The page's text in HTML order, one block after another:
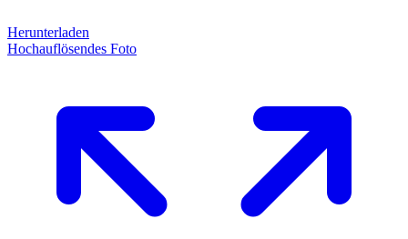
Herunterladen
Hochauflösendes Foto